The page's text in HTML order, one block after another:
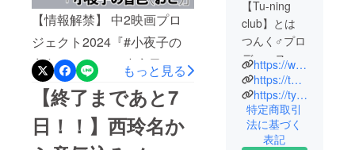
【情報解禁】 中2映画プロ
ジェクト2024『#小夜子の
音色（おと）』 小夜子の母
親・相島由子役でshao、出
演！＜プロフィール＞
shao（しゃお／歌手、女
もっと見る
【終了まであと7
日！！】西玲名か
【Tu-ning
club】とは
つんく♂️プロ
デュース理
念を基礎と
し、歌、ダ
ンス、演
技、声優な
どを日々探
https://www.tnx.cc
https://tu-ning.club
https://tyff.tnx.cc
特定商取引
法に基づく
表記